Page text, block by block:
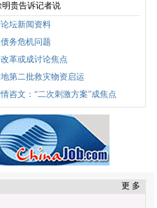
贵告诉记者说
坛新闻资料
务危机问题
革或成讨论焦点
第二批救灾物资启运
咨文：“二次刺激方案”成焦点
更 多